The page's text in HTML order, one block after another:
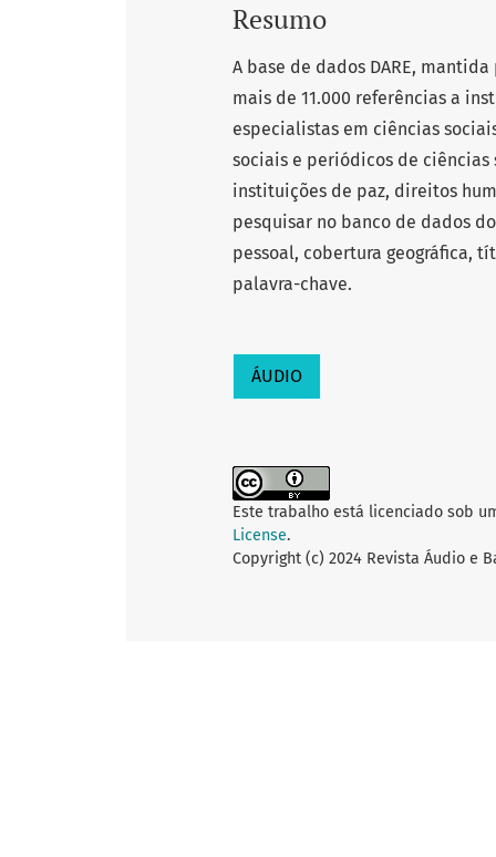
Resumo
A base de dados DARE,
mais de 11.000 referências a
especialistas em ciências
sociais e periódicos de
instituições de paz, direitos
pesquisar no banco de dados
pessoal, cobertura geográfica,
palavra-chave.
ÁUDIO
Este trabalho está licenciado sob
License.
Copyright (c) 2024 Revista Áudio e